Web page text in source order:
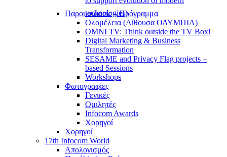
technologies)
Παρουσιάσεις – Πρόγραμμα
Ολομέλεια (Αίθουσα ΟΛΥΜΠΙΑ)
OMNI TV: Think outside the TV Box!
Digital Marketing & Business
Transformation
SESAME and Privacy Flag projects –
based Sessions
Workshops
Φωτογραφίες
Γενικές
Ομιλητές
Infocom Awards
Χορηγοί
Χορηγοί
17th Infocom World
Απολογισμός